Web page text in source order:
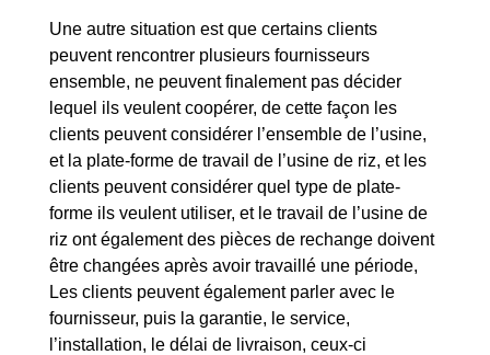
Une autre situation est que certains clients
peuvent rencontrer plusieurs fournisseurs
ensemble, ne peuvent finalement pas décider
lequel ils veulent coopérer, de cette façon les
clients peuvent considérer l’ensemble de l’usine,
et la plate-forme de travail de l’usine de riz, et les
clients peuvent considérer quel type de plate-
forme ils veulent utiliser, et le travail de l’usine de
riz ont également des pièces de rechange doivent
être changées après avoir travaillé une période,
Les clients peuvent également parler avec le
fournisseur, puis la garantie, le service,
l’installation, le délai de livraison, ceux-ci